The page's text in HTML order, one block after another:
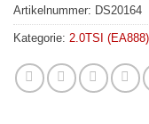
Artikelnummer: DS20164
Kategorie: 2.0TSI (EA888)